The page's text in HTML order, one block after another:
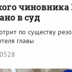
в суд
по существу
главы